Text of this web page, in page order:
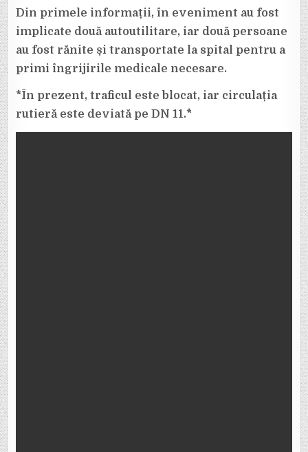
CU
UN
RĂSTURNAT
Din primele informații, în eveniment au fost
implicate două autoutilitare, iar două persoane
au fost rănite și transportate la spital pentru a
primi îngrijirile medicale necesare.
*În prezent, traficul este blocat, iar circulația
rutieră este deviată pe DN 11.*